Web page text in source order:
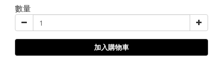
數量
加入購物車